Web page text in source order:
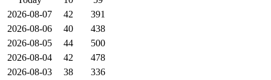
2026-08-07
42
391
2026-08-06
40
438
2026-08-05
44
500
2026-08-04
42
478
2026-08-03
38 336